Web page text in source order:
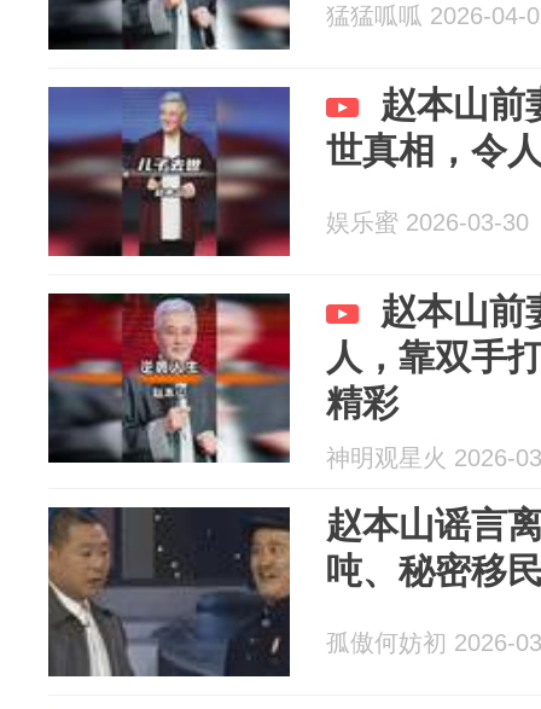
猛猛呱呱 2026-04-
赵本山前
世真相，令
娱乐蜜 2026-03-30
赵本山前
人，靠双手
精彩
神明观星火 2026-
赵本山谣言
吨、秘密移
孤傲何妨初 2026-